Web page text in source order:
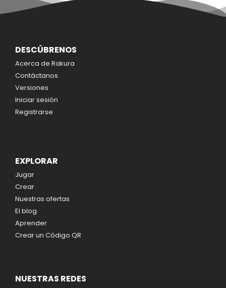
DESCÚBRENOS
Acerca de Rakura
Contáctanos
Versiones
Iniciar sesión
Registrarse
EXPLORAR
Jugar
Crear
Nuestras ofertas
El blog
Aprender
Crear un Código QR
NUESTRAS REDES